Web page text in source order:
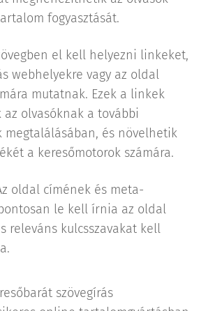
fogyasztását.
el kell helyezni linkeket,
webhelyekre vagy az oldal
mutatnak. Ezek a linkek
olvasóknak a további
megtalálásában, és növelhetik
a keresőmotorok számára.
oldal címének és meta-
le kell írnia az oldal
releváns kulcsszavakat kell
szövegírás